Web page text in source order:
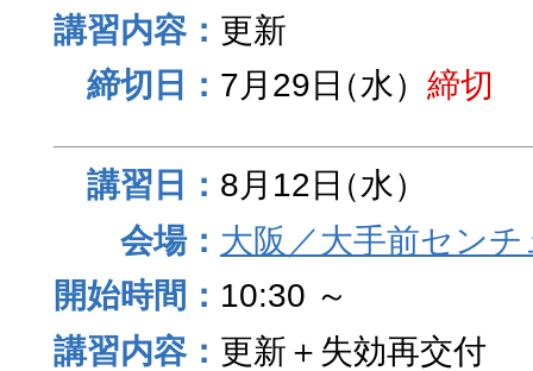
更新
7月29日（水） 締切
8月12日（水）
大阪／大手前セン
10:30 ～
更新＋失効再交付